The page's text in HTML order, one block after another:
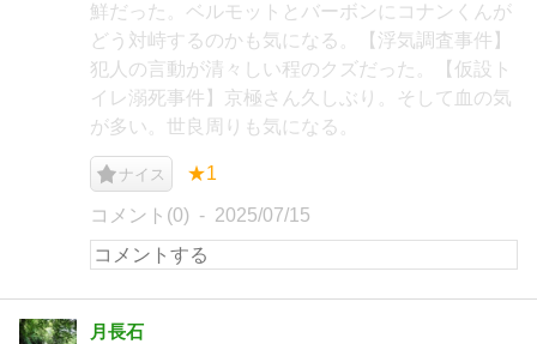
鮮だった。ベルモットとバーボンにコナンくんが
どう対峙するのかも気になる。【浮気調査事件】
犯人の言動が清々しい程のクズだった。【仮設ト
イレ溺死事件】京極さん久しぶり。そして血の気
が多い。世良周りも気になる。
ナイス ★1
コメント(0) 2025/07/15
月長石